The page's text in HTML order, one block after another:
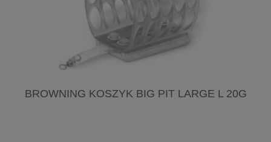
BROWNING KOSZYK BIG PIT LARGE L 20G